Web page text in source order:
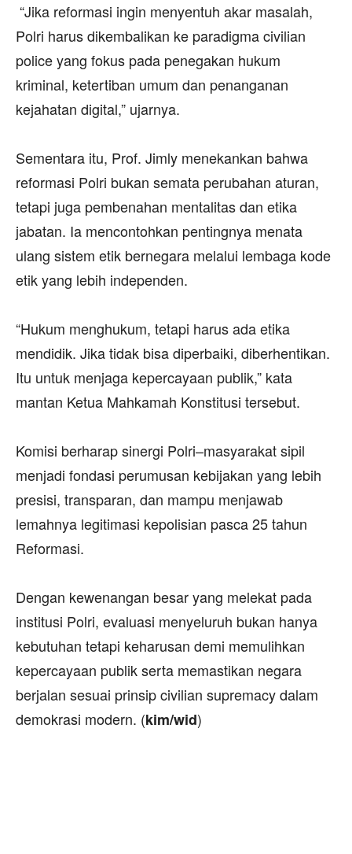
‎ “Jika reformasi ingin menyentuh akar masalah,
Polri harus dikembalikan ke paradigma civilian
police yang fokus pada penegakan hukum
kriminal, ketertiban umum dan penanganan
kejahatan digital,” ujarnya.
‎Sementara itu, Prof. Jimly menekankan bahwa
reformasi Polri bukan semata perubahan aturan,
tetapi juga pembenahan mentalitas dan etika
jabatan. Ia mencontohkan pentingnya menata
ulang sistem etik bernegara melalui lembaga kode
etik yang lebih independen.
‎“Hukum menghukum, tetapi harus ada etika
mendidik. Jika tidak bisa diperbaiki, diberhentikan.
Itu untuk menjaga kepercayaan publik,” kata
mantan Ketua Mahkamah Konstitusi tersebut.
‎Komisi berharap sinergi Polri–masyarakat sipil
menjadi fondasi perumusan kebijakan yang lebih
presisi, transparan, dan mampu menjawab
lemahnya legitimasi kepolisian pasca 25 tahun
Reformasi.
‎Dengan kewenangan besar yang melekat pada
institusi Polri, evaluasi menyeluruh bukan hanya
kebutuhan tetapi keharusan demi memulihkan
kepercayaan publik serta memastikan negara
berjalan sesuai prinsip civilian supremacy dalam
demokrasi modern. (kim/wid)